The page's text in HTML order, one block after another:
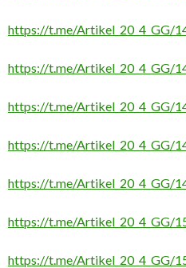
https://t.me/Artikel_20_4_GG/
https://t.me/Artikel_20_4_GG/
https://t.me/Artikel_20_4_GG/
https://t.me/Artikel_20_4_GG/
https://t.me/Artikel_20_4_GG/
https://t.me/Artikel_20_4_GG/
https://t.me/Artikel_20_4_GG/